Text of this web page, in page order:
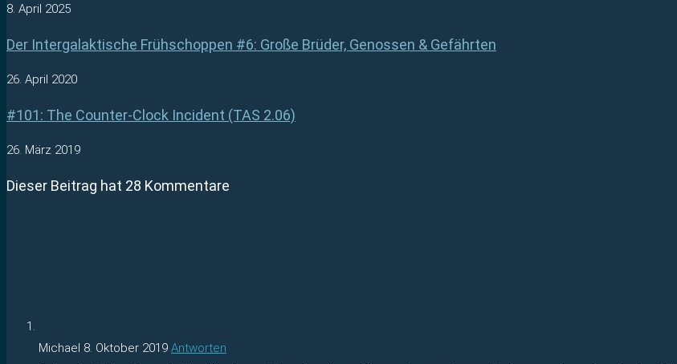
8. April 2025
Der Intergalaktische Frühschoppen #6: Große Brüder, Genossen & Gefährten
26. April 2020
#101: The Counter-Clock Incident (TAS 2.06)
26. März 2019
Dieser Beitrag hat 28 Kommentare
Michael 8. Oktober 2019 Antworten